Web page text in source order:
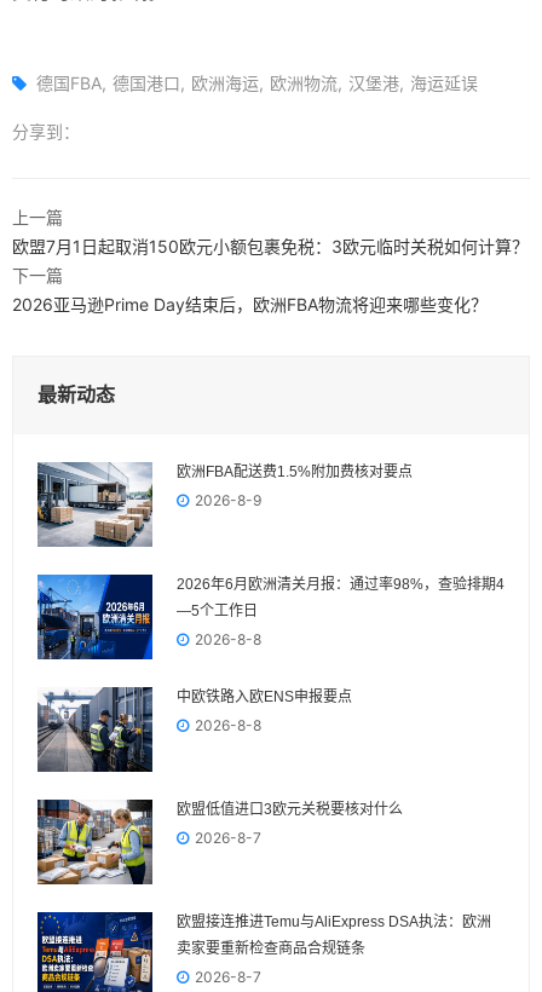
德国FBA 德国港口 欧洲海运 欧洲物流 汉堡港 海运延误
分享到：
上一篇
欧盟7月1日起取消150欧元小额包裹免税：3欧元临时关税如何计算？
下一篇
2026亚马逊Prime Day结束后，欧洲FBA物流将迎来哪些变化？
最新动态
欧洲FBA配送费1.5%附加费核对要点
2026-8-9
2026年6月欧洲清关月报：通过率98%，查验排期4
—5个工作日
2026-8-8
中欧铁路入欧ENS申报要点
2026-8-8
欧盟低值进口3欧元关税要核对什么
2026-8-7
欧盟接连推进Temu与AliExpress DSA执法：欧洲
卖家要重新检查商品合规链条
2026-8-7